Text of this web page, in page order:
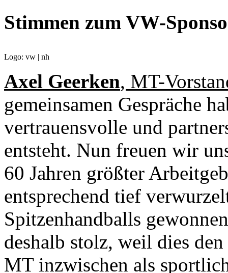
Stimmen zum VW-
Logo: vw | nh
Axel Geerken, MT-
gemeinsamen Gespräche
vertrauensvolle und
entsteht. Nun freuen wir
60 Jahren größter
entsprechend tief
Spitzenhandballs
deshalb stolz, weil dies
MT inzwischen als